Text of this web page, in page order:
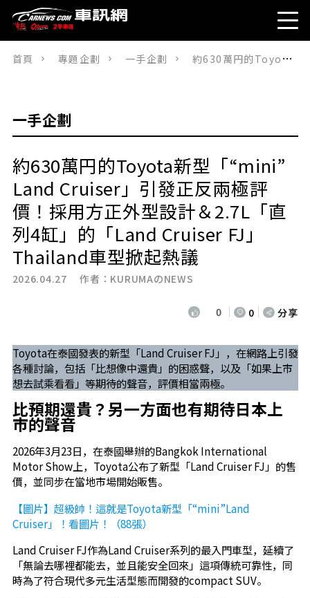
首頁 專題企劃 一手企劃 約630萬円的Toyota新型「“mini”Land Cruiser」引發正反兩極評價！採用方正外型設計＆2.7L「直列4缸」的「Land Cruiser FJ」Thailand車型掀起熱議
一手企劃
約630萬円的Toyota新型「“mini”
Land Cruiser」引發正反兩極評
價！採用方正外型設計＆2.7L「直
列4缸」的「Land Cruiser FJ」
Thailand車型掀起熱議
2026.04.27 作者： KURUMAのNEWS
0 0 分享
Toyota在泰國發表的新型「Land Cruiser FJ」，在網路上引發
各種討論，包括「比想像中還貴」的困惑聲，以及「如果上市
想去試乘看看」等期待的聲音，評價相當兩極。
比預期還貴？另一方面也有期待日本上
市的聲音
2026年3月23日，在泰國舉辦的Bangkok International
Motor Show上，Toyota公布了新型「Land Cruiser FJ」的售
價，並同步在當地市場開始販售。
【圖片】超級帥！這就是Toyota新型「“mini”Land
Cruiser」！看圖片！（88張）
Land Cruiser FJ作為Land Cruiser系列的最入門車型，延續了
「無論去哪裡都能去，並且能安全回來」這項傳統可靠性，同
時為了符合現代多元生活型態而開發的compact SUV。